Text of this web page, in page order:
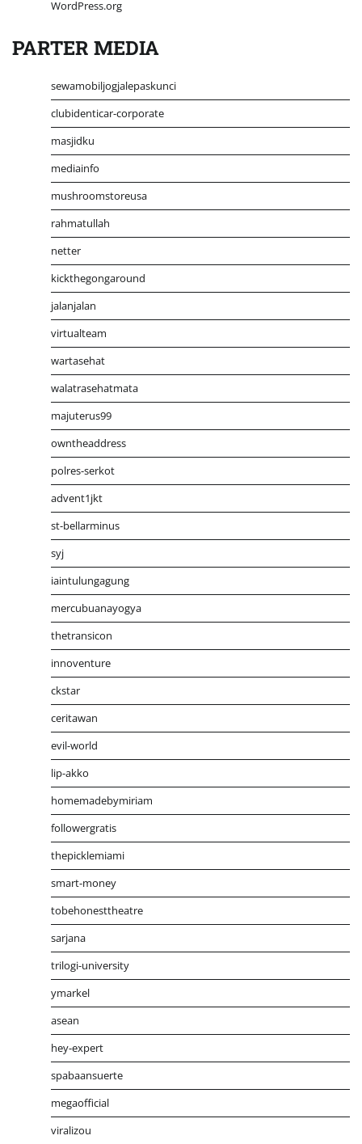
WordPress.org
PARTER MEDIA
sewamobiljogjalepaskunci
clubidenticar-corporate
masjidku
mediainfo
mushroomstoreusa
rahmatullah
netter
kickthegongaround
jalanjalan
virtualteam
wartasehat
walatrasehatmata
majuterus99
owntheaddress
polres-serkot
advent1jkt
st-bellarminus
syj
iaintulungagung
mercubuanayogya
thetransicon
innoventure
ckstar
ceritawan
evil-world
lip-akko
homemadebymiriam
followergratis
thepicklemiami
smart-money
tobehonesttheatre
sarjana
trilogi-university
ymarkel
asean
hey-expert
spabaansuerte
megaofficial
viralizou